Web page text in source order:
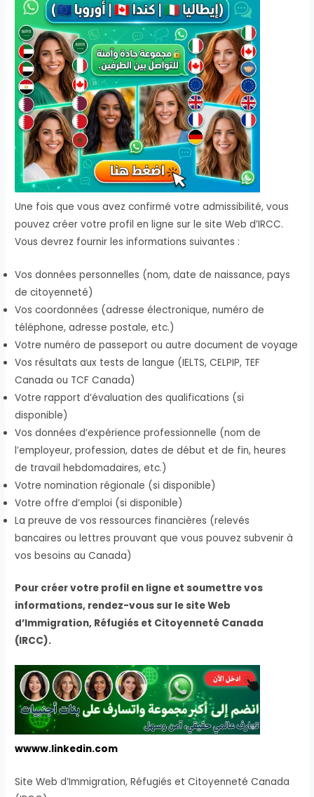
Une fois que vous avez confirmé votre admissibilité, vous
pouvez créer votre profil en ligne sur le site Web d’IRCC.
Vous devrez fournir les informations suivantes :
Vos données personnelles (nom, date de naissance, pays
de citoyenneté)
Vos coordonnées (adresse électronique, numéro de
téléphone, adresse postale, etc.)
Votre numéro de passeport ou autre document de voyage
Vos résultats aux tests de langue (IELTS, CELPIP, TEF
Canada ou TCF Canada)
Votre rapport d’évaluation des qualifications (si
disponible)
Vos données d’expérience professionnelle (nom de
l’employeur, profession, dates de début et de fin, heures
de travail hebdomadaires, etc.)
Votre nomination régionale (si disponible)
Votre offre d’emploi (si disponible)
La preuve de vos ressources financières (relevés
bancaires ou lettres prouvant que vous pouvez subvenir à
vos besoins au Canada)
Pour créer votre profil en ligne et soumettre vos
informations, rendez-vous sur le site Web
d’Immigration, Réfugiés et Citoyenneté Canada
(IRCC).
wwww.linkedin.com
Site Web d’Immigration, Réfugiés et Citoyenneté Canada